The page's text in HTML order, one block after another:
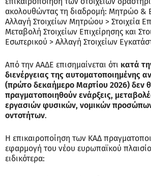
ακολουθώντας τη διαδρομή: Μητρώο &
Αλλαγή Στοιχείων Μητρώου > Στοιχεία
Μεταβολή Στοιχείων Επιχείρησης και
Εσωτερικού > Αλλαγή Στοιχείων
Από την ΑΑΔΕ επισημαίνεται ότι κατά
διενέργειας της αυτοματοποιημένης
(πρώτο δεκαήμερο Μαρτίου 2026) δεν
πραγματοποιηθούν ενάρξεις,
εργασιών φυσικών, νομικών
οντοτήτων.
Η επικαιροποίηση των ΚΑΔ
εφαρμογή του νέου ευρωπαϊκού
ειδικότερα: